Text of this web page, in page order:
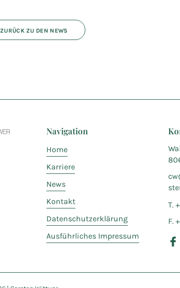
ZURÜCK ZU DEN NEWS
Navigation
Home
Karriere
News
Kontakt
Datenschutzerklärung
Ausführliches Impressum
T.
F.